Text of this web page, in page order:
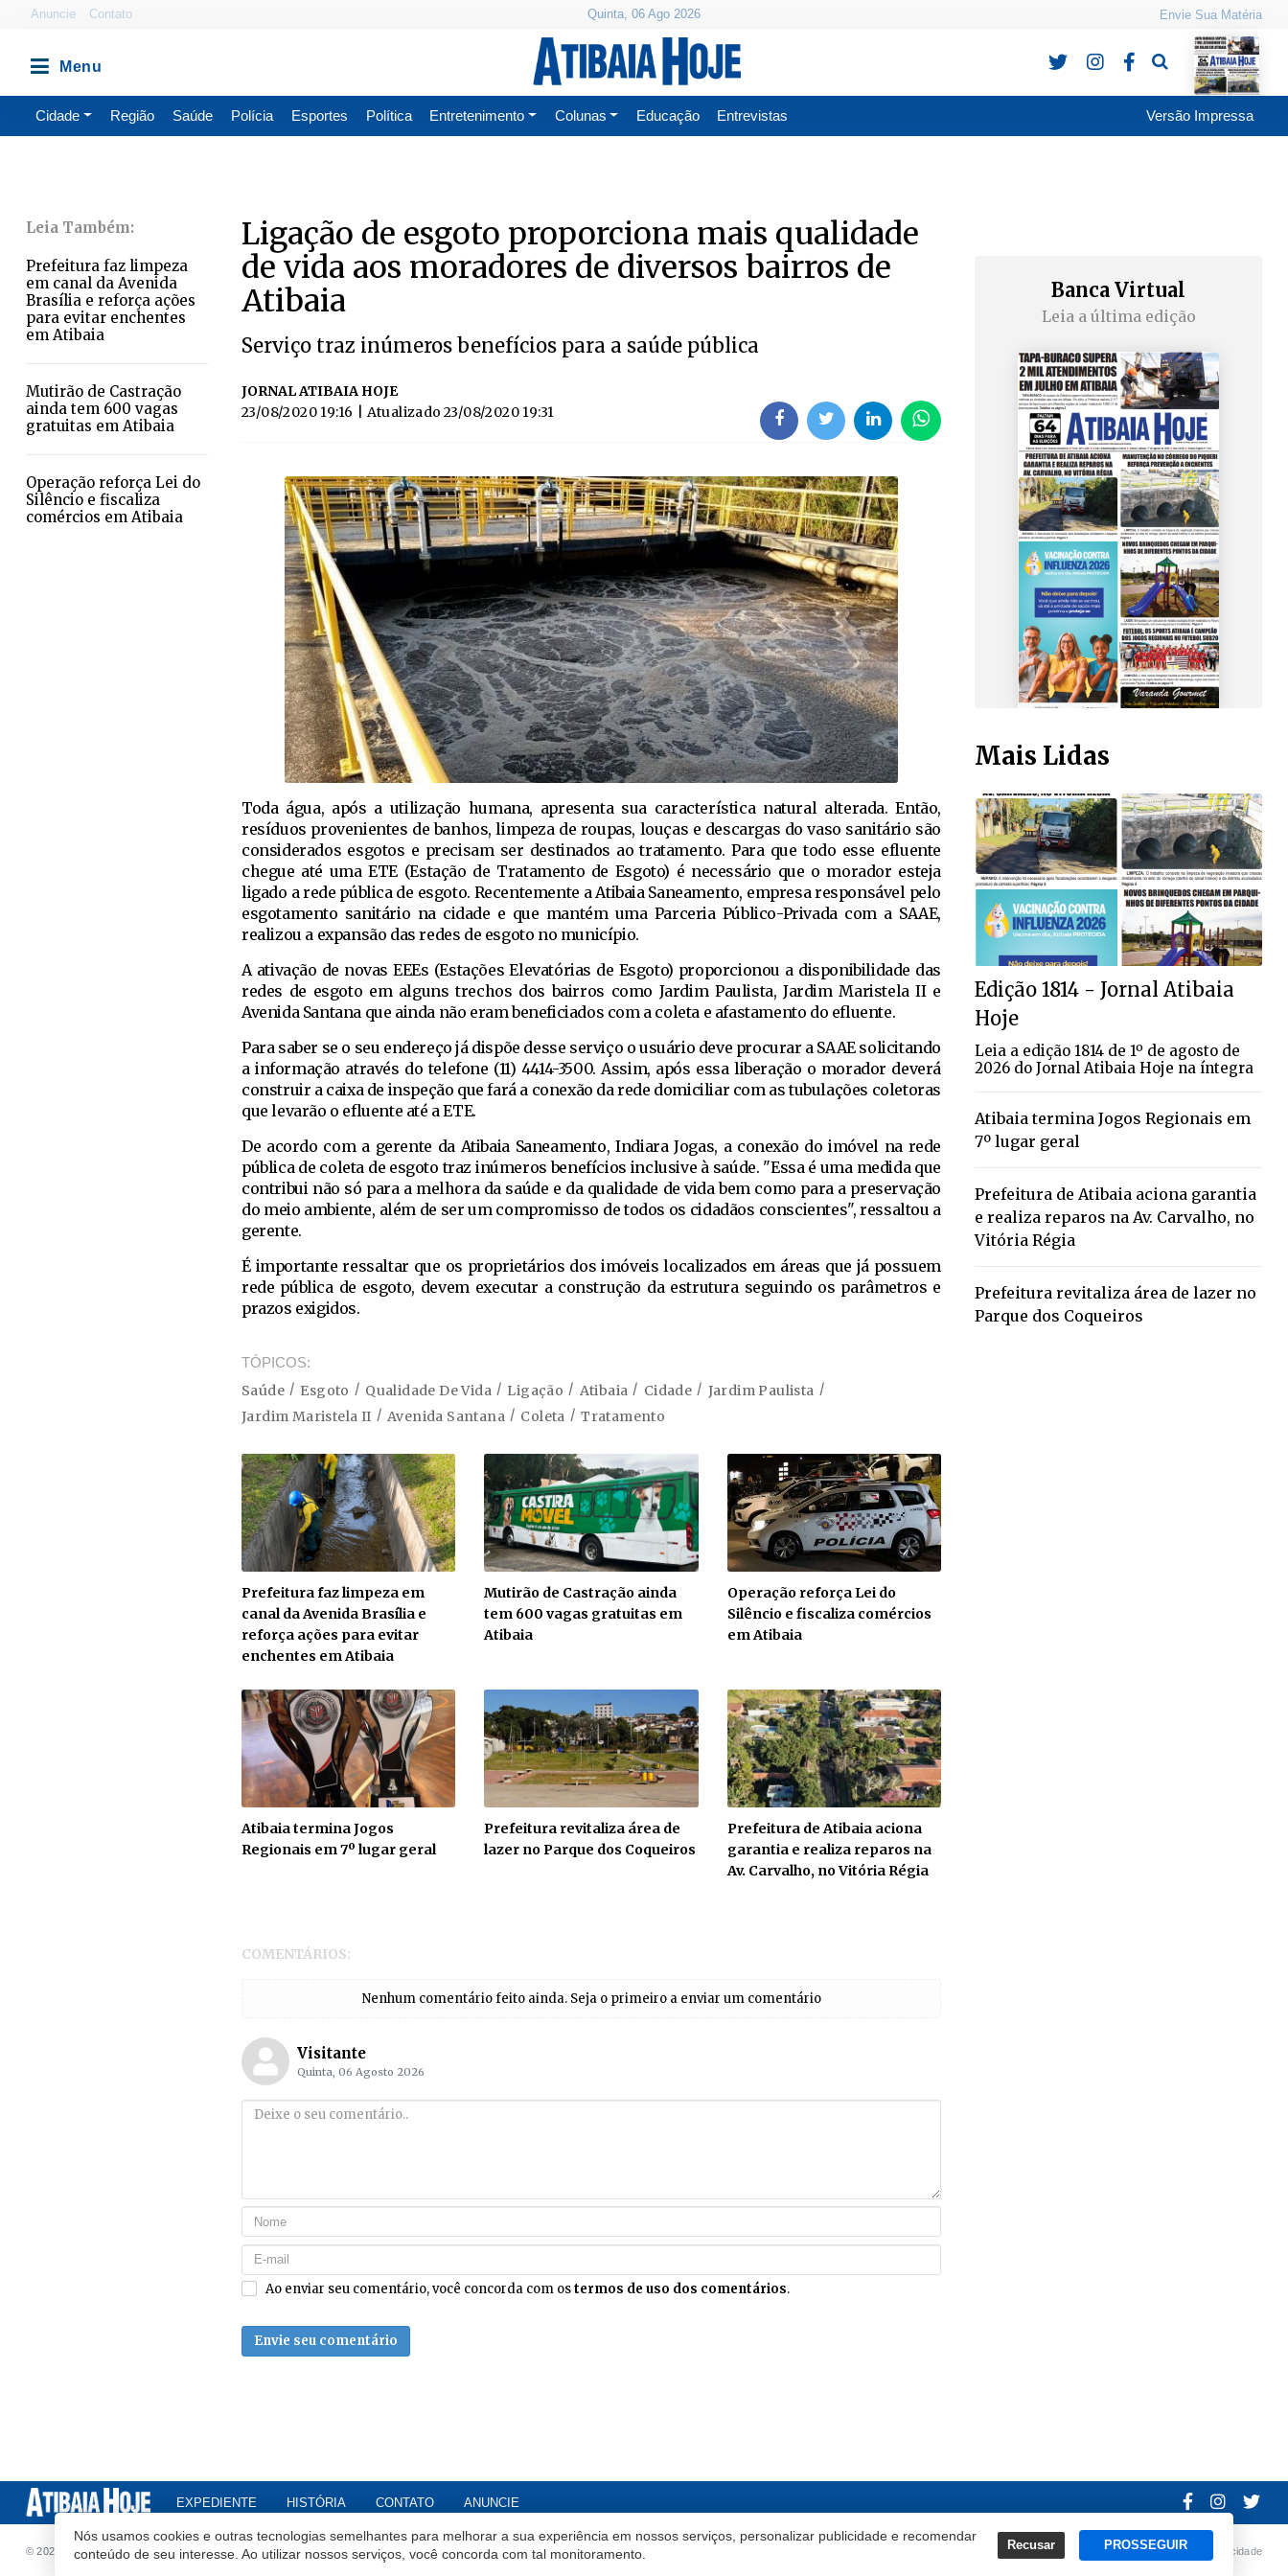
Nós usamos cookies e outras tecnologias semelhantes para melhorar a sua experiência em nossos serviços, personalizar publicidade e recomendar
conteúdo de seu interesse. Ao utilizar nossos serviços, você concorda com tal monitoramento.
Recusar PROSSEGUIR
Anuncie Contato Quinta, 06 Ago 2026 Envie Sua Matéria
Pesquisa
Cidade Região Saúde Polícia Esportes Política Entretenimento Colunas Educação Entrevistas Versão Impressa
Prefeitura faz limpeza
em canal da Avenida
Brasília e reforça ações
para evitar enchentes
em Atibaia
Mutirão de Castração
ainda tem 600 vagas
gratuitas em Atibaia
Operação reforça Lei do
Silêncio e fiscaliza
comércios em Atibaia
Ligação de esgoto proporciona mais qualidade
de vida aos moradores de diversos bairros de
Atibaia
Serviço traz inúmeros benefícios para a saúde pública
JORNAL ATIBAIA HOJE
23/08/2020 19:16
| Atualizado 23/08/2020 19:31
Toda água, após a utilização humana, apresenta sua característica natural alterada. Então,
resíduos provenientes de banhos, limpeza de roupas, louças e descargas do vaso sanitário são
considerados esgotos e precisam ser destinados ao tratamento. Para que todo esse efluente
chegue até uma ETE (Estação de Tratamento de Esgoto) é necessário que o morador esteja
ligado a rede pública de esgoto. Recentemente a Atibaia Saneamento, empresa responsável pelo
esgotamento sanitário na cidade e que mantém uma Parceria Público-Privada com a SAAE,
realizou a expansão das redes de esgoto no município.
A ativação de novas EEEs (Estações Elevatórias de Esgoto) proporcionou a disponibilidade das
redes de esgoto em alguns trechos dos bairros como Jardim Paulista, Jardim Maristela II e
Avenida Santana que ainda não eram beneficiados com a coleta e afastamento do efluente.
Para saber se o seu endereço já dispõe desse serviço o usuário deve procurar a SAAE solicitando
a informação através do telefone (11) 4414-3500. Assim, após essa liberação o morador deverá
construir a caixa de inspeção que fará a conexão da rede domiciliar com as tubulações coletoras
que levarão o efluente até a ETE.
De acordo com a gerente da Atibaia Saneamento, Indiara Jogas, a conexão do imóvel na rede
pública de coleta de esgoto traz inúmeros benefícios inclusive à saúde. "Essa é uma medida que
contribui não só para a melhora da saúde e da qualidade de vida bem como para a preservação
do meio ambiente, além de ser um compromisso de todos os cidadãos conscientes", ressaltou a
gerente.
É importante ressaltar que os proprietários dos imóveis localizados em áreas que já possuem
rede pública de esgoto, devem executar a construção da estrutura seguindo os parâmetros e
prazos exigidos.
TÓPICOS
Saúde Esgoto Qualidade De Vida Ligação Atibaia Cidade
Jardim Paulista
Jardim Maristela II
Avenida Santana Coleta Tratamento
Prefeitura faz limpeza em
canal da Avenida Brasília e
reforça ações para evitar
enchentes em Atibaia
Mutirão de Castração ainda
tem 600 vagas gratuitas em
Atibaia
Operação reforça Lei do
Silêncio e fiscaliza comércios
em Atibaia
Atibaia termina Jogos
Regionais em 7º lugar geral
Prefeitura revitaliza área de
lazer no Parque dos Coqueiros
Prefeitura de Atibaia aciona
garantia e realiza reparos na
Av. Carvalho, no Vitória Régia
COMENTÁRIOS:
Nenhum comentário feito ainda. Seja o primeiro a enviar um comentário
Visitante
Quinta, 06 Agosto 2026
Ao enviar seu comentário, você concorda com ostermos de uso dos comentários.
Envie seu comentário
Banca Virtual
Leia a última edição
Mais Lidas
Edição 1814 - Jornal Atibaia
Hoje
Leia a edição 1814 de 1º de agosto de
2026 do Jornal Atibaia Hoje na íntegra
Atibaia termina Jogos Regionais em
7º lugar geral
Prefeitura de Atibaia aciona garantia
e realiza reparos na Av. Carvalho, no
Vitória Régia
Prefeitura revitaliza área de lazer no
Parque dos Coqueiros
EXPEDIENTE HISTÓRIA CONTATO ANUNCIE
© 2020 Atibaia Hoje.Todos os direitos reservados.Desenvolvido por Termos e Políticas de Uso Privacidade